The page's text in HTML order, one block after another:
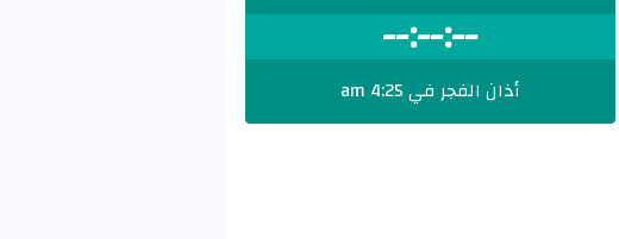
--:--:--
أذان الفجر في 4:25 am